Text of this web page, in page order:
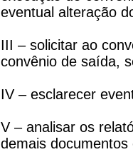
eventual alteração
III – solicitar ao
convênio de saída,
IV – esclarecer
V – analisar os
demais